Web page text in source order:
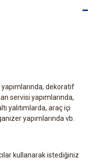
dekoratif
servisi yapımlarında,
yalıtımlarda, araç içi
yapımlarında vb.
kullanarak istediğiniz